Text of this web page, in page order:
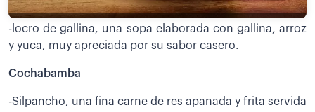
-locro de gallina, una sopa elaborada con gallina, arroz
y yuca, muy apreciada por su sabor casero.
Cochabamba
-Silpancho, una fina carne de res apanada y frita servida